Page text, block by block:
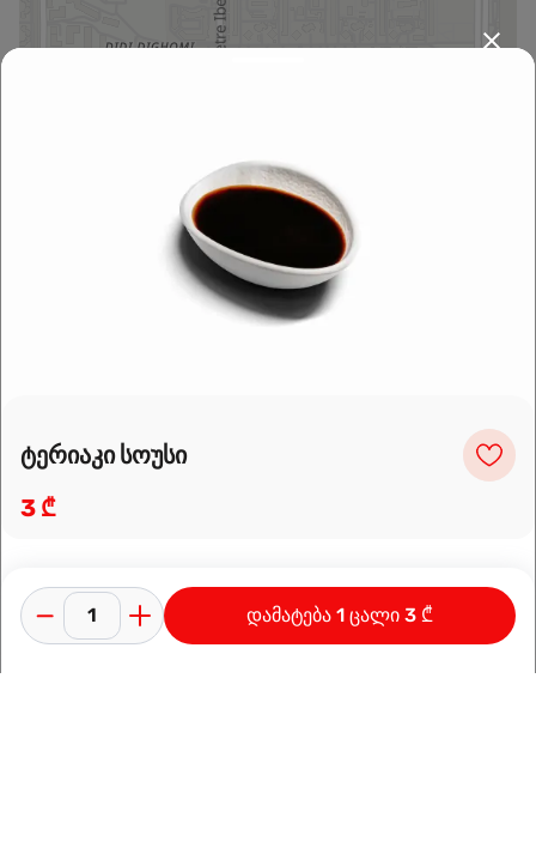
OpenFreeMap OpenMapTiles
მარშრუტის დაგეგმვა
ტერიაკი სოუსი
3 ₾
დამატება 1 ცალი 3 ₾